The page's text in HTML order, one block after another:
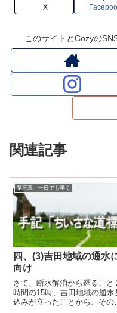
X
このサイトとCozyの
関連記事
第三章 一日でも早く
四、(3)吉田地域の通水
向け
さて、断水解消から遡ること
時間の15時、吉田地域の通水
込みが立ったことから、そのセ